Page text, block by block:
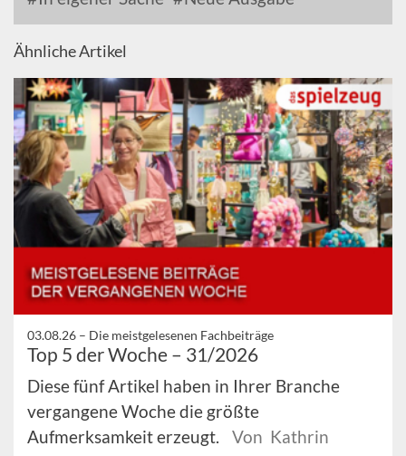
Ähnliche Artikel
03.08.26 – Die meistgelesenen Fachbeiträge
Top 5 der Woche – 31/2026
Diese fünf Artikel haben in Ihrer Branche
vergangene Woche die größte
Aufmerksamkeit erzeugt.
Von Kathrin